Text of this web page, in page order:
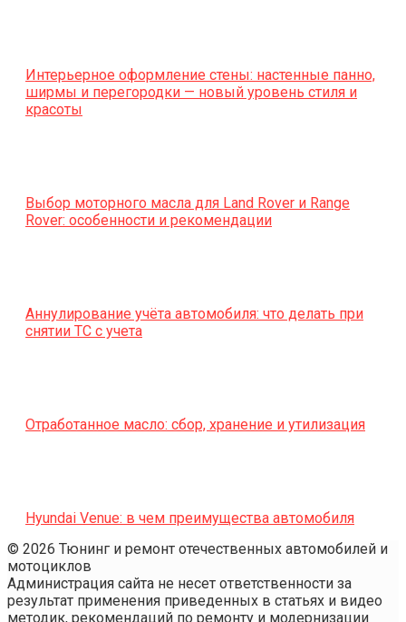
Интерьерное оформление стены: настенные панно,
ширмы и перегородки — новый уровень стиля и
красоты
Выбор моторного масла для Land Rover и Range
Rover: особенности и рекомендации
Аннулирование учёта автомобиля: что делать при
снятии ТС с учета
Отработанное масло: сбор, хранение и утилизация
Hyundai Venue: в чем преимущества автомобиля
© 2026 Тюнинг и ремонт отечественных автомобилей и
мотоциклов
Администрация сайта не несет ответственности за
результат применения приведенных в статьях и видео
методик, рекомендаций по ремонту и модернизации